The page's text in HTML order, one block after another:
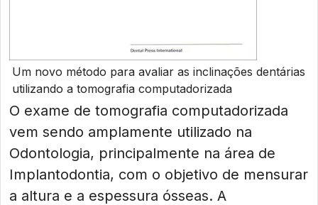
Um novo método para avaliar as inclinações dentárias
utilizando a tomografia computadorizada
O exame de tomografia computadorizada
vem sendo amplamente utilizado na
Odontologia, principalmente na área de
Implantodontia, com o objetivo de mensurar
a altura e a espessura ósseas. A